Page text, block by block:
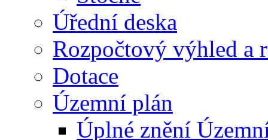
Úřední deska
Rozpočtový výhled a
Dotace
Územní plán
Úplné znění